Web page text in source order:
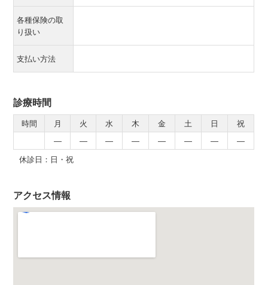
各種保険の取
り扱い
支払い方法
診療時間
時間 月 火 水 木 金 土 日
祝
―
― ― ― ― ― ―
―
休診日：日・祝
アクセス情報